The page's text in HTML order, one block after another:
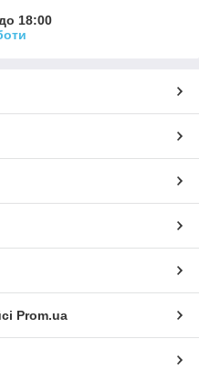
18:00
Prom.ua